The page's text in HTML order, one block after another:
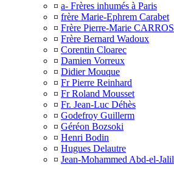
¤ a- Frères inhumés à Paris
¤ frère Marie-Ephrem Carabet
¤ Frère Pierre-Marie CARROS
¤ Frère Bernard Wadoux
¤ Corentin Cloarec
¤ Damien Vorreux
¤ Didier Mouque
¤ Fr Pierre Reinhard
¤ Fr Roland Mousset
¤ Fr. Jean-Luc Déhès
¤ Godefroy Guillerm
¤ Géréon Bozsoki
¤ Henri Bodin
¤ Hugues Delautre
¤ Jean-Mohammed Abd-el-Jalil